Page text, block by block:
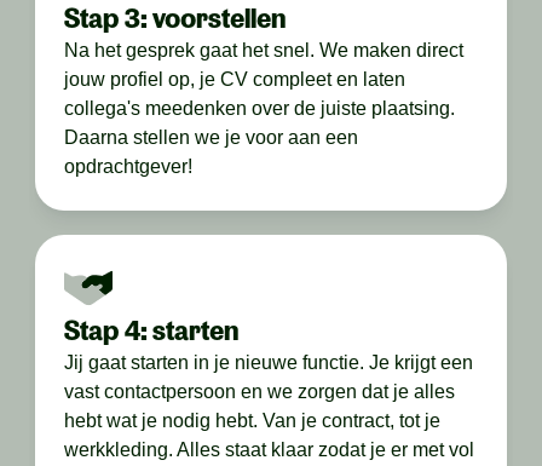
Stap 3: voorstellen
Na het gesprek gaat het snel. We maken direct
jouw profiel op, je CV compleet en laten
collega's meedenken over de juiste plaatsing.
Daarna stellen we je voor aan een
opdrachtgever!
Stap 4: starten
Jij gaat starten in je nieuwe functie. Je krijgt een
vast contactpersoon en we zorgen dat je alles
hebt wat je nodig hebt. Van je contract, tot je
werkkleding. Alles staat klaar zodat je er met vol